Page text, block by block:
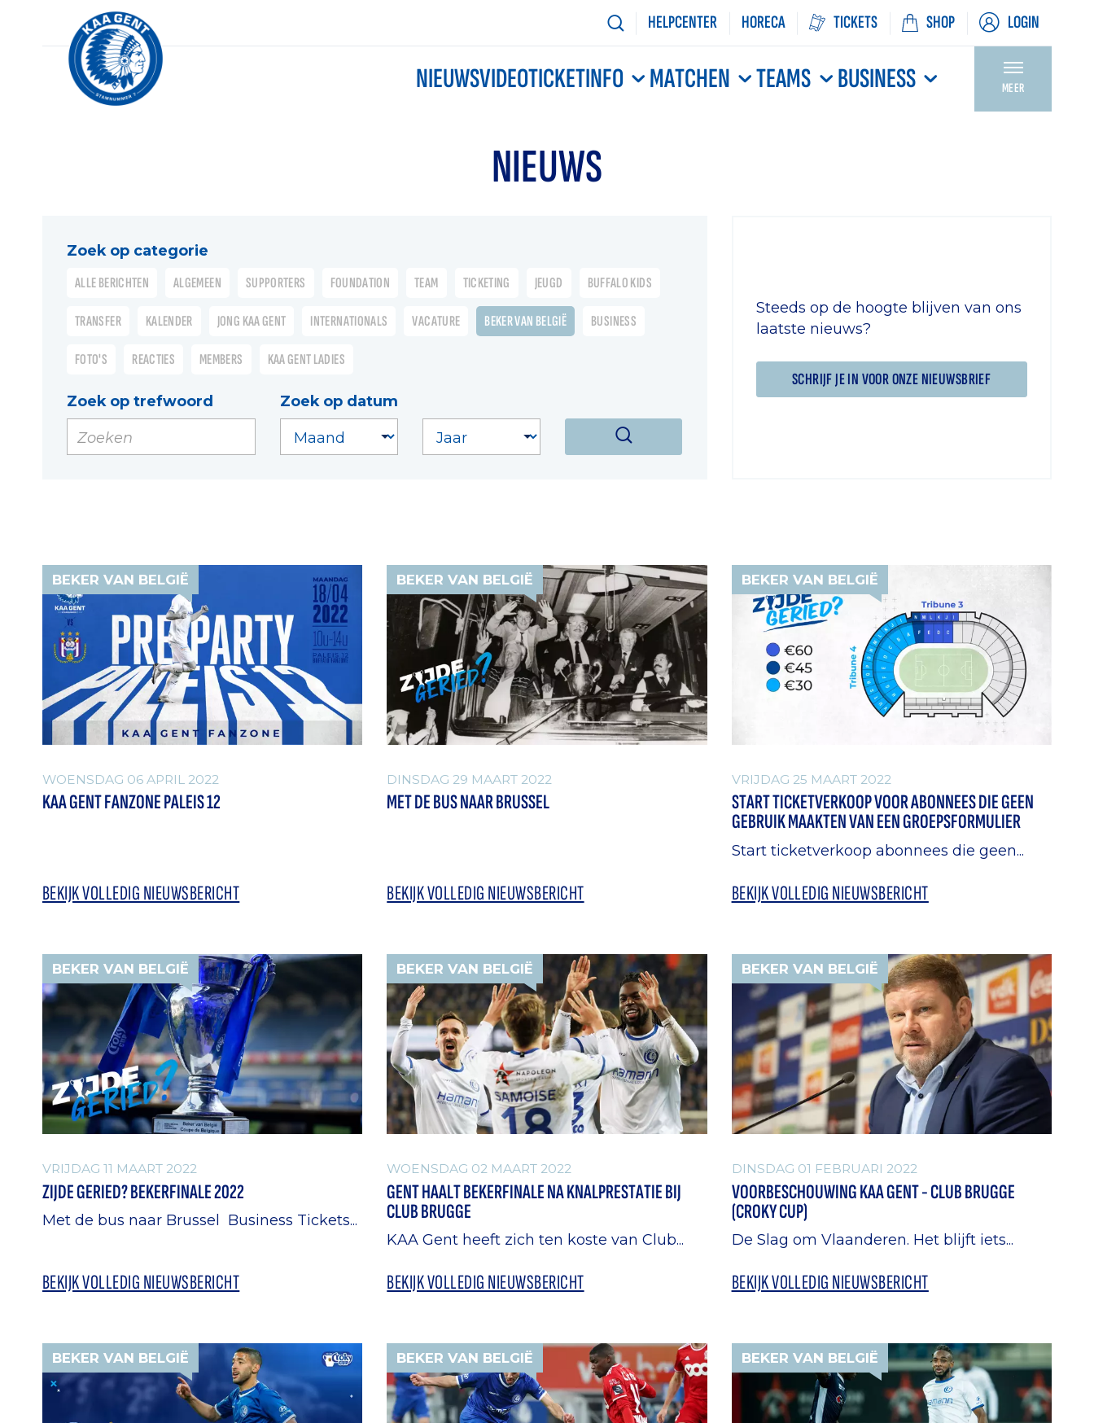
HELPCENTER HORECA TICKETS SHOP LOGIN
NIEUWSVIDEOTICKETINFO MATCHEN TEAMS BUSINESS MEER
NIEUWS
Zoek op categorie
ALLE BERICHTEN
ALGEMEEN SUPPORTERS FOUNDATION TEAM TICKETING JEUGD BUFFALO KIDS
TRANSFER KALENDER JONG KAA GENT INTERNATIONALS VACATURE BEKER VAN BELGIË BUSINESS
FOTO'S REACTIES MEMBERS KAA GENT LADIES
Zoek op trefwoord Zoek op datum
Steeds op de hoogte blijven van ons
laatste nieuws?
SCHRIJF JE IN VOOR ONZE NIEUWSBRIEF
BEKER VAN BELGIË
WOENSDAG 06 APRIL 2022
KAA GENT FANZONE PALEIS 12
BEKIJK VOLLEDIG NIEUWSBERICHT
BEKER VAN BELGIË
DINSDAG 29 MAART 2022
MET DE BUS NAAR BRUSSEL
BEKIJK VOLLEDIG NIEUWSBERICHT
BEKER VAN BELGIË
VRIJDAG 25 MAART 2022
START TICKETVERKOOP VOOR ABONNEES DIE GEEN
GEBRUIK MAAKTEN VAN EEN GROEPSFORMULIER
Start ticketverkoop abonnees die geen...
BEKIJK VOLLEDIG NIEUWSBERICHT
BEKER VAN BELGIË
VRIJDAG 11 MAART 2022
ZIJDE GERIED? BEKERFINALE 2022
Met de bus naar Brussel Business Tickets...
BEKIJK VOLLEDIG NIEUWSBERICHT
BEKER VAN BELGIË
WOENSDAG 02 MAART 2022
GENT HAALT BEKERFINALE NA KNALPRESTATIE BIJ
CLUB BRUGGE
KAA Gent heeft zich ten koste van Club...
BEKIJK VOLLEDIG NIEUWSBERICHT
BEKER VAN BELGIË
DINSDAG 01 FEBRUARI 2022
VOORBESCHOUWING KAA GENT - CLUB BRUGGE
(CROKY CUP)
De Slag om Vlaanderen. Het blijft iets...
BEKIJK VOLLEDIG NIEUWSBERICHT
BEKER VAN BELGIË BEKER VAN BELGIË BEKER VAN BELGIË